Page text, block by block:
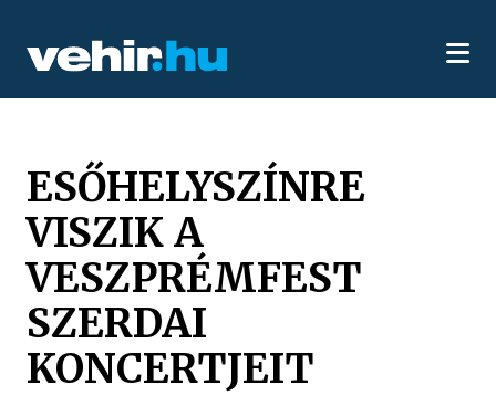
ESŐHELYSZÍNRE
VISZIK A
VESZPRÉMFEST
SZERDAI
KONCERTJEIT